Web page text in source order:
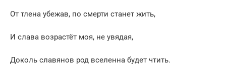
От тлена убежав, по смерти станет жить,
И слава возрастёт моя, не увядая,
Доколь славянов род вселенна будет чтить.